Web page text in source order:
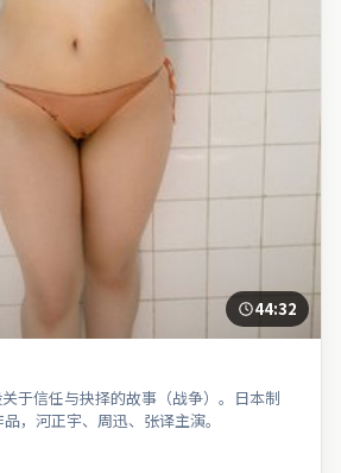
44:32
关于信任与抉择的故事（战争）。日本制
，河正宇、周迅、张译主演。